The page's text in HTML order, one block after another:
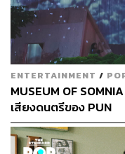
ENTERTAINMENT /
MUSEUM OF
เสียงดนตรีของ PUN